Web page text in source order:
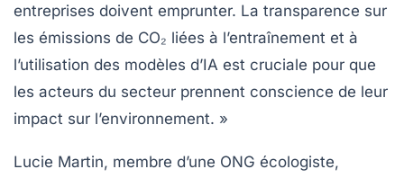
entreprises doivent emprunter. La transparence sur
les émissions de CO₂ liées à l’entraînement et à
l’utilisation des modèles d’IA est cruciale pour que
les acteurs du secteur prennent conscience de leur
impact sur l’environnement. »
Lucie Martin, membre d’une ONG écologiste,